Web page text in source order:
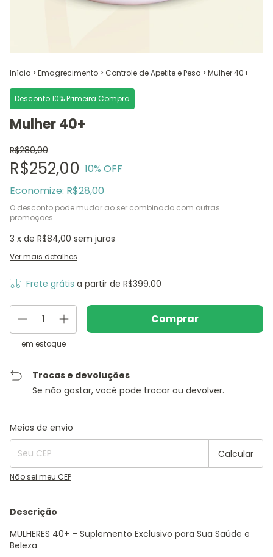
Início > Emagrecimento > Controle de Apetite e Peso > Mulher 40+
Desconto 10% Primeira Compra
Mulher 40+
R$280,00
R$252,00 10% OFF
Economize: R$28,00
O desconto pode mudar ao ser combinado com outras
promoções.
3 x de R$84,00 sem juros
Ver mais detalhes
Frete grátis a partir de R$399,00
em estoque
Trocas e devoluções
Se não gostar, você pode trocar ou devolver.
Entregas para o CEP:
Meios de envio
Calcular
Não sei meu CEP
Descrição
MULHERES 40+ – Suplemento Exclusivo para Sua Saúde e
Beleza